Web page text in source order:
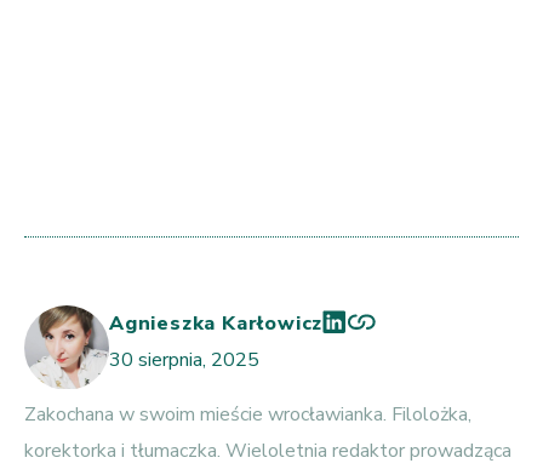
Agnieszka Karłowicz
30 sierpnia, 2025
Zakochana w swoim mieście wrocławianka. Filolożka,
korektorka i tłumaczka. Wieloletnia redaktor prowadząca